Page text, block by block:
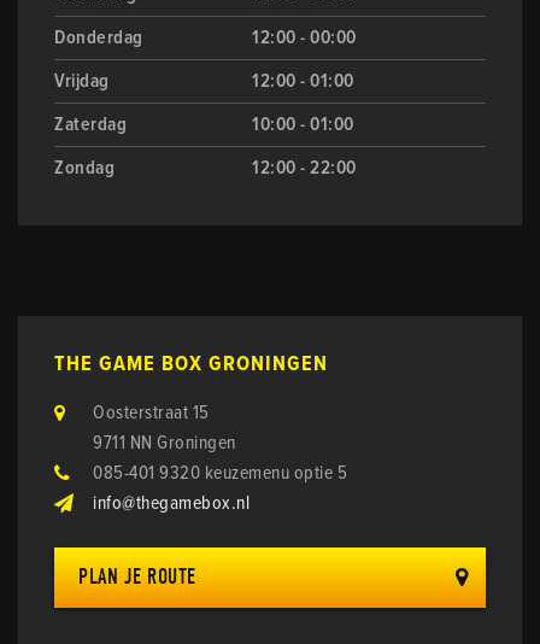
Donderdag
12:00 - 00:00
Vrijdag
12:00 - 01:00
Zaterdag
10:00 - 01:00
Zondag
12:00 - 22:00
THE GAME BOX GRONINGEN
Oosterstraat 15
9711 NN Groningen
085-401 9320 keuzemenu optie 5
info@thegamebox.nl
PLAN JE ROUTE